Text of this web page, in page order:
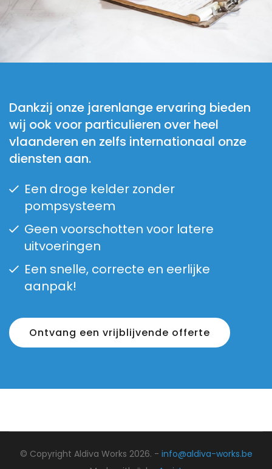
Dankzij onze jarenlange ervaring bieden
wij ook voor particulieren over heel
vlaanderen en zelfs internationaal onze
diensten aan.
Een droge kelder zonder
pompsysteem
Geen voorschotten voor latere
uitvoeringen
Een snelle, correcte en eerlijke
aanpak!
Ontvang een vrijblijvende offerte
© Copyright Aldiva Works 2026. - info@aldiva-works.be